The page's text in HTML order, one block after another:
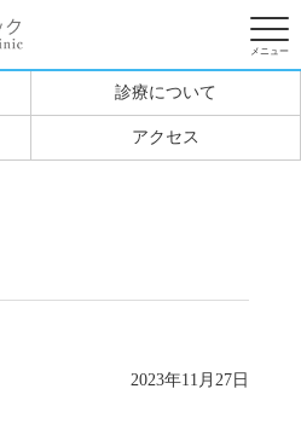
診療について
アクセス
2023年11月27日